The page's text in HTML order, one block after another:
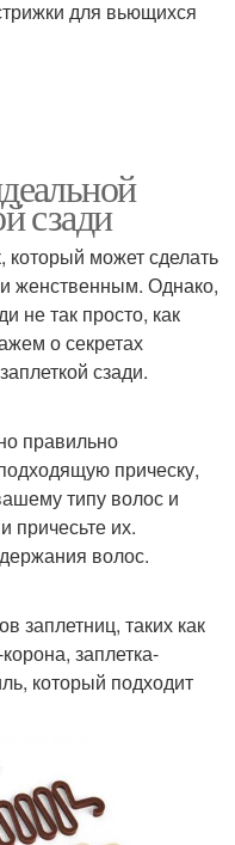
для вьющихся
сзади
который может сделать
женственным. Однако,
не так просто, как
о секретах
сзади.
правильно
прическу,
типу волос и
причесьте их.
волос.
заплетниц, таких как
заплетка-
который подходит